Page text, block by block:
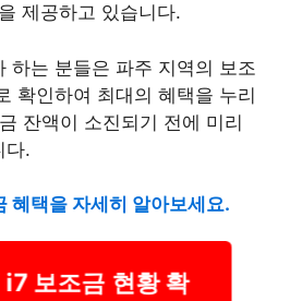
을 제공하고 있습니다.
하는 분들은 파주 지역의 보조
확인하여 최대의 혜택을 누리
잔액이 소진되기 전에 미리
다.
혜택을 자세히 알아보세요.
보조금 현황 확